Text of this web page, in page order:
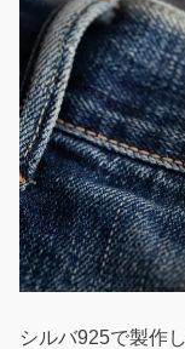
シルバ925で製作